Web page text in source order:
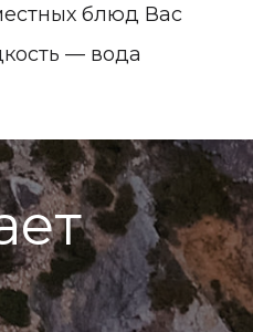
блюд Вас
— вода
ет